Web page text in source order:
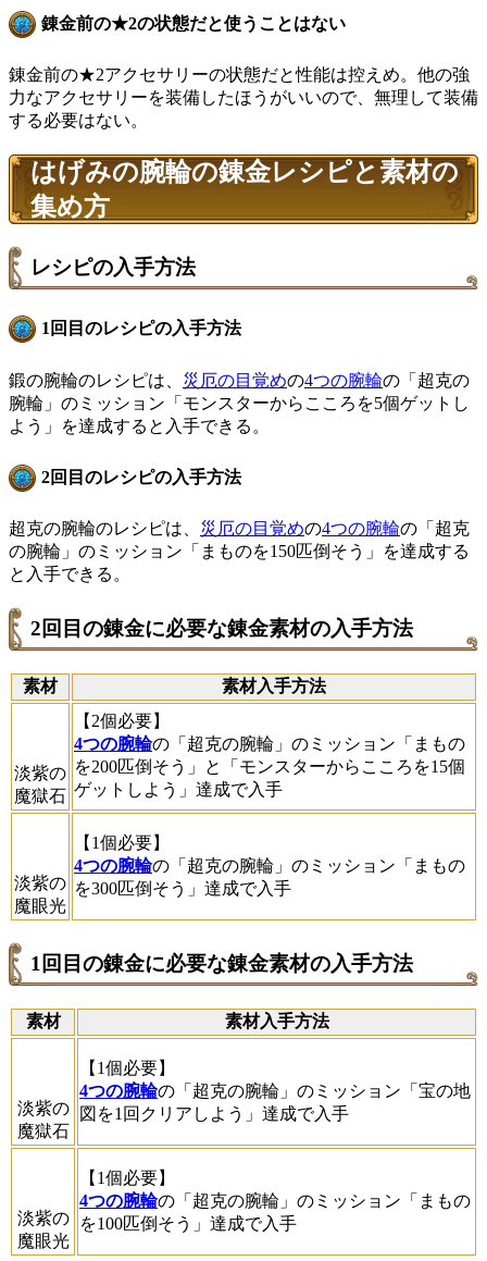
錬金前の★2の状態だと使うことはない
錬金前の★2アクセサリーの状態だと性能は控えめ。他の強
力なアクセサリーを装備したほうがいいので、無理して装備
する必要はない。
はげみの腕輪の錬金レシピと素材の
集め方
レシピの入手方法
1回目のレシピの入手方法
鍛の腕輪のレシピは、 災厄の目覚めの4つの腕輪の「超克の
腕輪」のミッション「モンスターからこころを5個ゲットし
よう」を達成すると入手できる。
2回目のレシピの入手方法
超克の腕輪のレシピは、 災厄の目覚めの4つの腕輪の「超克
の腕輪」のミッション「まものを150匹倒そう」を達成する
と入手できる。
2回目の錬金に必要な錬金素材の入手方法
素材 素材入手方法
淡紫の
魔獄石
【2個必要】
4つの腕輪の「超克の腕輪」のミッション「まもの
を200匹倒そう」と「モンスターからこころを15個
ゲットしよう」達成で入手
淡紫の
魔眼光
【1個必要】
4つの腕輪の「超克の腕輪」のミッション「まもの
を300匹倒そう」達成で入手
1回目の錬金に必要な錬金素材の入手方法
素材 素材入手方法
淡紫の
魔獄石
【1個必要】
4つの腕輪の「超克の腕輪」のミッション「宝の地
図を1回クリアしよう」達成で入手
淡紫の
魔眼光
【1個必要】
4つの腕輪の「超克の腕輪」のミッション「まもの
を100匹倒そう」達成で入手